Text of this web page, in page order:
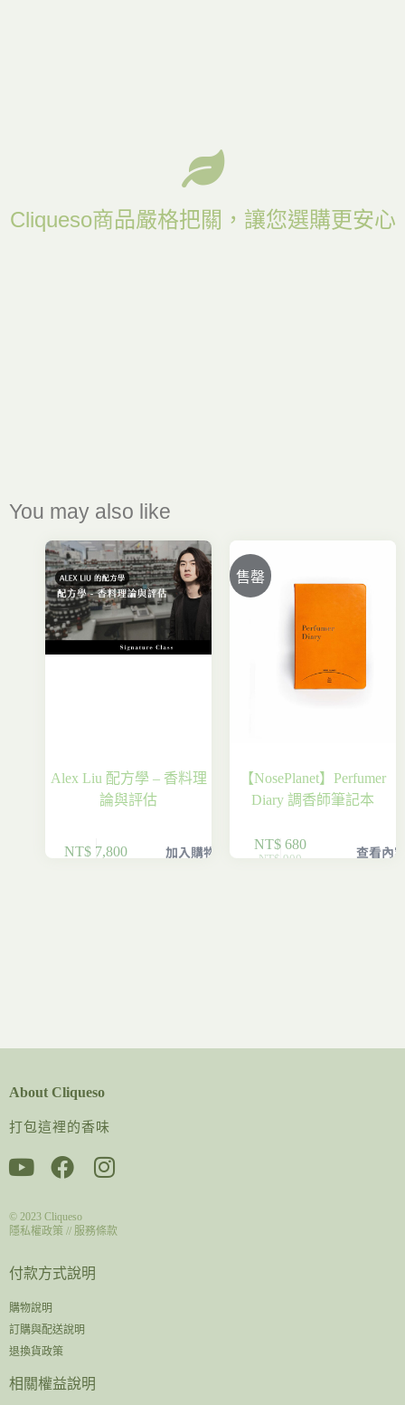
Cliqueso商品嚴格把關，讓您選購更安心
You may also like
Alex Liu 配方學 – 香料理
論與評估
NT$ 7,800 加入購物車
售罄
【NosePlanet】Perfumer
Diary 調香師筆記本
NT$ 900
NT$ 680 查看內
About Cliqueso
打包這裡的香味
© 2023 Cliqueso
隱私權政策 // 服務條款
付款方式說明
購物說明
訂購與配送說明
退換貨政策
相關權益說明